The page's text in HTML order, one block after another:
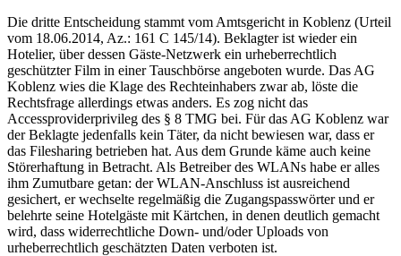
Die dritte Entscheidung stammt vom Amtsgericht in Koblenz (Urteil
vom 18.06.2014, Az.: 161 C 145/14). Beklagter ist wieder ein
Hotelier, über dessen Gäste-Netzwerk ein urheberrechtlich
geschützter Film in einer Tauschbörse angeboten wurde. Das AG
Koblenz wies die Klage des Rechteinhabers zwar ab, löste die
Rechtsfrage allerdings etwas anders. Es zog nicht das
Accessproviderprivileg des § 8 TMG bei. Für das AG Koblenz war
der Beklagte jedenfalls kein Täter, da nicht bewiesen war, dass er
das Filesharing betrieben hat. Aus dem Grunde käme auch keine
Störerhaftung in Betracht. Als Betreiber des WLANs habe er alles
ihm Zumutbare getan: der WLAN-Anschluss ist ausreichend
gesichert, er wechselte regelmäßig die Zugangspasswörter und er
belehrte seine Hotelgäste mit Kärtchen, in denen deutlich gemacht
wird, dass widerrechtliche Down- und/oder Uploads von
urheberrechtlich geschätzten Daten verboten ist.